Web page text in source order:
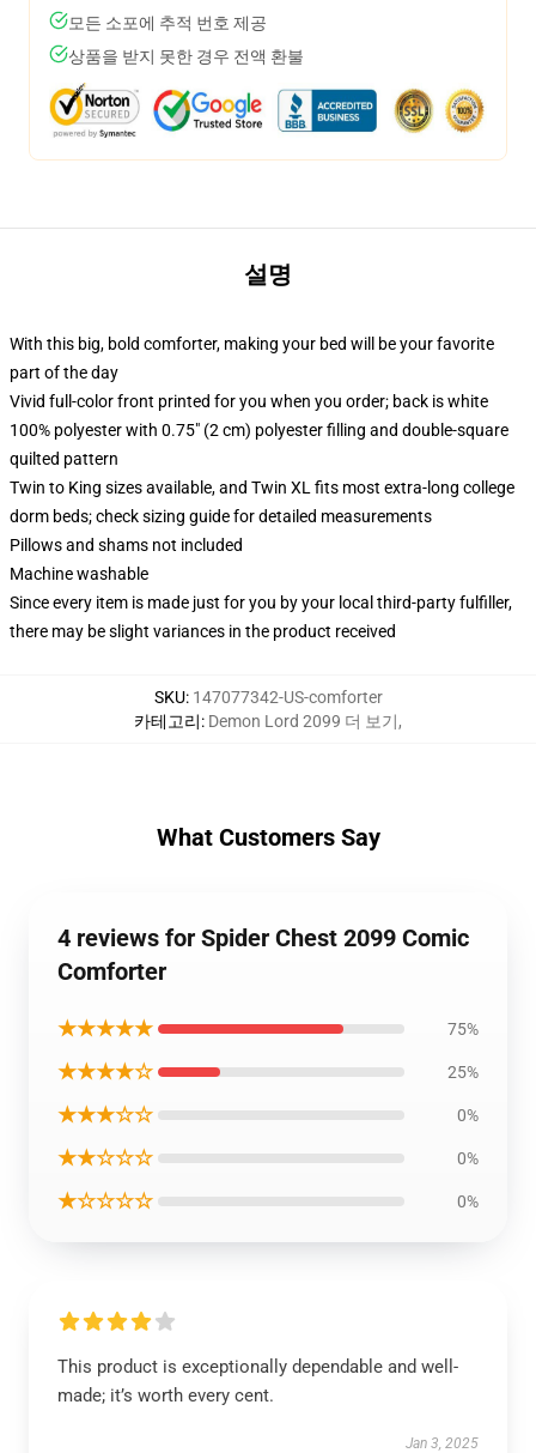
모든 소포에 추적 번호 제공
상품을 받지 못한 경우 전액 환불
설명
With this big, bold comforter, making your bed will be your favorite
part of the day
Vivid full-color front printed for you when you order; back is white
100% polyester with 0.75" (2 cm) polyester filling and double-square
quilted pattern
Twin to King sizes available, and Twin XL fits most extra-long college
dorm beds; check sizing guide for detailed measurements
Pillows and shams not included
Machine washable
Since every item is made just for you by your local third-party fulfiller,
there may be slight variances in the product received
SKU: 147077342-US-comforter
카테고리: Demon Lord 2099 더 보기,
What Customers Say
4 reviews for Spider Chest 2099 Comic
Comforter
★★★★★ 75%
★★★★☆ 25%
★★★☆☆ 0%
★★☆☆☆ 0%
★☆☆☆☆ 0%
This product is exceptionally dependable and well-
made; it’s worth every cent.
Jan 3, 2025